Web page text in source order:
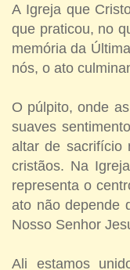
A Igreja que
que praticou, no
memória da
nós, o ato
O púlpito, onde
suaves
altar de sacrifício
cristãos. Na
representa o
ato não depende
Nosso Senhor
Ali estamos